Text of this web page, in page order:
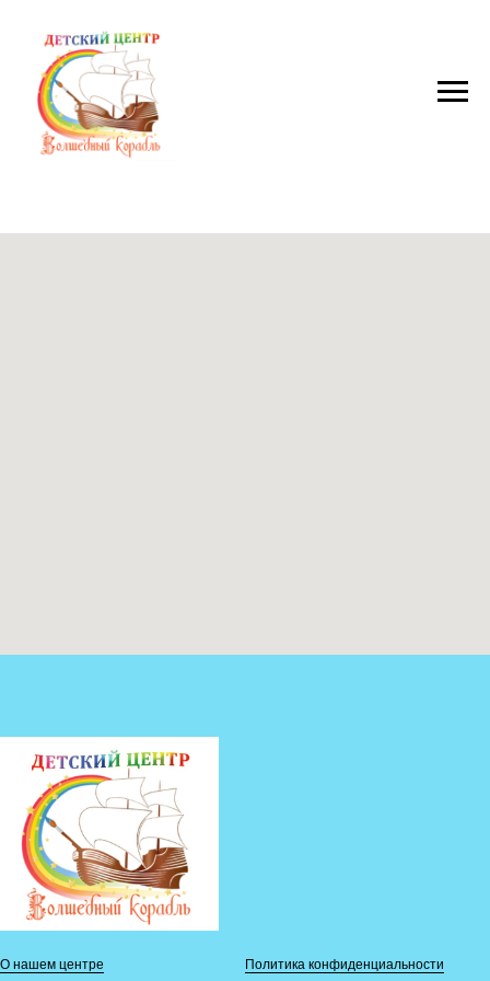
О нашем центре Политика конфиденциальности